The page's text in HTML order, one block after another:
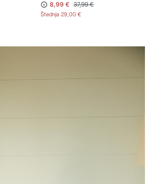
8,99 € 37,99 €
Štednja 29,00 €